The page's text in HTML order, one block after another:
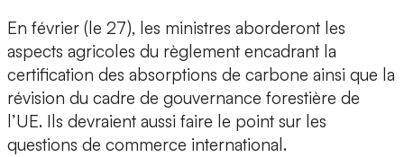
En février (le 27), les ministres aborderont les
aspects agricoles du règlement encadrant la
certification des absorptions de carbone ainsi que la
révision du cadre de gouvernance forestière de
l’UE. Ils devraient aussi faire le point sur les
questions de commerce international.